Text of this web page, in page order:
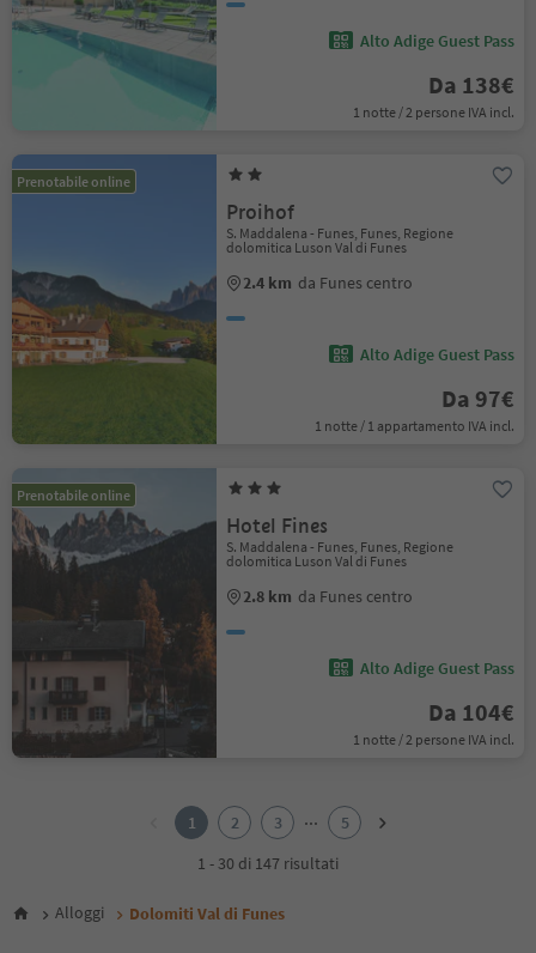
Alto Adige Guest Pass
Da 138€
1 notte / 2 persone IVA incl.
Prenotabile online
Proihof
S. Maddalena - Funes, Funes, Regione
dolomitica Luson Val di Funes
2.4 km da Funes centro
Alto Adige Guest Pass
Da 97€
1 notte / 1 appartamento IVA incl.
Prenotabile online
Hotel Fines
S. Maddalena - Funes, Funes, Regione
dolomitica Luson Val di Funes
2.8 km da Funes centro
Alto Adige Guest Pass
Da 104€
1 notte / 2 persone IVA incl.
1 2 3 ...
5
1 - 30 di 147 risultati
Alloggi Dolomiti Val di Funes